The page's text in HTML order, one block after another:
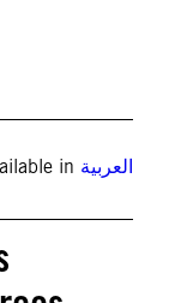
in العربية